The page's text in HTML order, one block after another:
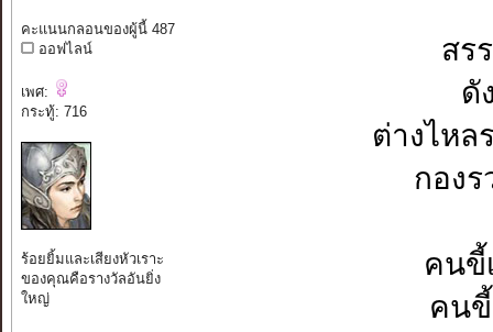
คะแนนกลอนของผู้นี้ 487
ออฟไลน์
เพศ:
กระทู้: 716
ร้อยยิ้มและเสียงหัวเราะ
ของคุณคือรางวัลอันยิ่ง
ใหญ่
สร
ดั
ต่างไหล
กองร
คนขี้
คนขี้